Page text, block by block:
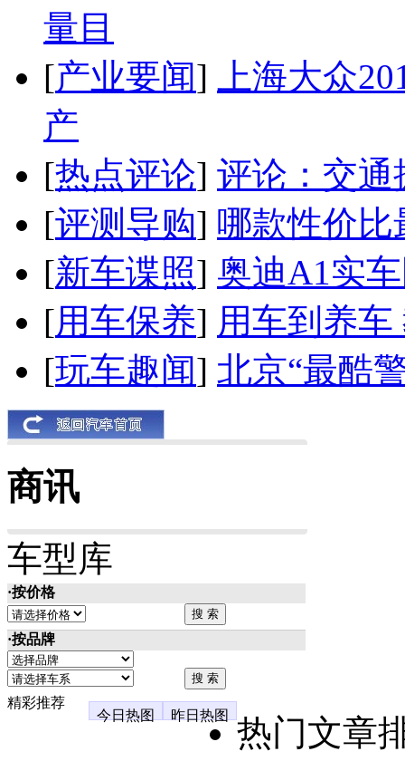
量目
[产业要闻]
上海大众
产
[热点评论] 评论：交通
[评测导购] 哪款性价比
[新车谍照] 奥迪A1实
[用车保养] 用车到养
[玩车趣闻] 北京“最酷
商讯
车型库
·按价格
·按品牌
精彩推荐
今日热图
昨日热图
热门文章